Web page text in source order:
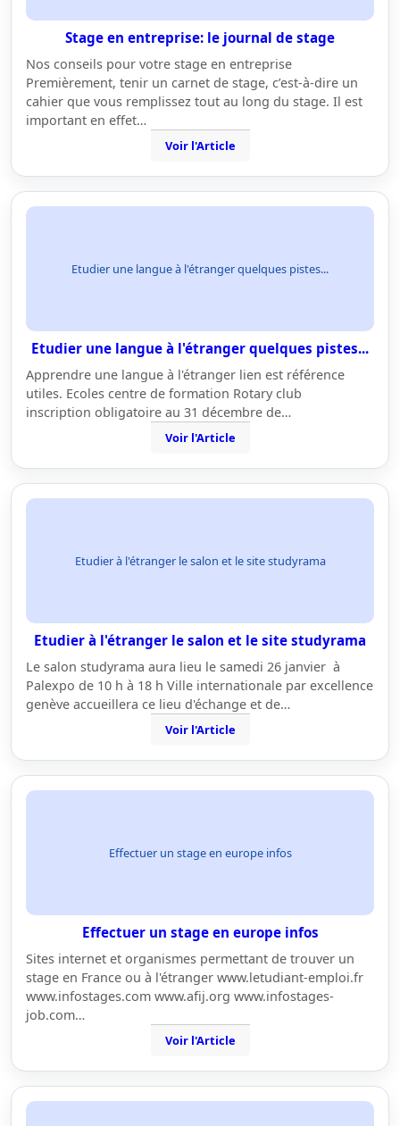
Stage en entreprise: le journal de stage
Nos conseils pour votre stage en entreprise
Premièrement, tenir un carnet de stage, c’est-à-dire un
cahier que vous remplissez tout au long du stage. Il est
important en effet…
Voir l'Article
Etudier une langue à l'étranger quelques pistes...
Etudier une langue à l'étranger quelques pistes...
Apprendre une langue à l'étranger lien est référence
utiles. Ecoles centre de formation Rotary club
inscription obligatoire au 31 décembre de…
Voir l'Article
Etudier à l'étranger le salon et le site studyrama
Etudier à l'étranger le salon et le site studyrama
Le salon studyrama aura lieu le samedi 26 janvier à
Palexpo de 10 h à 18 h Ville internationale par excellence
genève accueillera ce lieu d'échange et de…
Voir l'Article
Effectuer un stage en europe infos
Effectuer un stage en europe infos
Sites internet et organismes permettant de trouver un
stage en France ou à l'étranger www.letudiant-emploi.fr
www.infostages.com www.afij.org www.infostages-
job.com…
Voir l'Article